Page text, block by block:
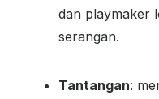
dan playmaker
serangan.
Tantangan: